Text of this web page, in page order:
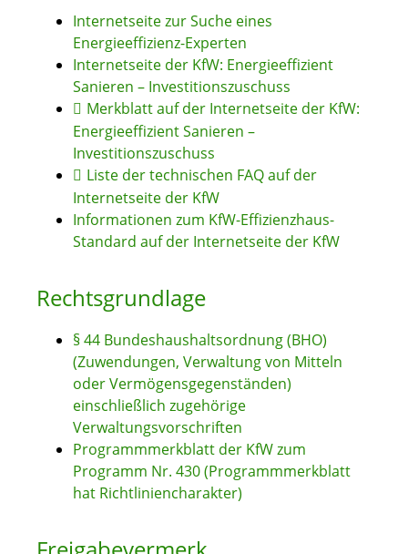
Internetseite zur Suche eines
Energieeffizienz-Experten
Internetseite der KfW: Energieeffizient
Sanieren – Investitionszuschuss
Merkblatt auf der Internetseite der KfW:
Energieeffizient Sanieren –
Investitionszuschuss
Liste der technischen FAQ auf der
Internetseite der KfW
Informationen zum KfW-Effizienzhaus-
Standard auf der Internetseite der KfW
Rechtsgrundlage
§ 44 Bundeshaushaltsordnung (BHO)
(Zuwendungen, Verwaltung von Mitteln
oder Vermögensgegenständen)
einschließlich zugehörige
Verwaltungsvorschriften
Programmmerkblatt der KfW zum
Programm Nr. 430 (Programmmerkblatt
hat Richtliniencharakter)